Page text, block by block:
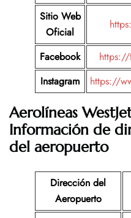
Sitio Web
Oficial
Facebook
Instagram
https://
Aerolíneas
Información de
del aeropuerto
Dirección del
Aeropuerto